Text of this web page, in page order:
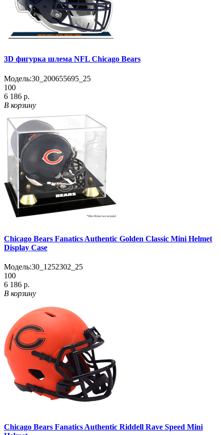
3D фигурка шлема NFL Chicago Bears
Модель:30_200655695_25
100
6 186 р.
В корзину
Chicago Bears Fanatics Authentic Golden Classic Mini Helmet
Display Case
Модель:30_1252302_25
100
6 186 р.
В корзину
Chicago Bears Fanatics Authentic Riddell Rave Speed Mini